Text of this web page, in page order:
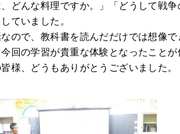
どんな料理ですか。」「どうして戦
ていました。
ので、教科書を読んだだけでは想像
回の学習が貴重な体験となったことが
様、どうもありがとうございました。